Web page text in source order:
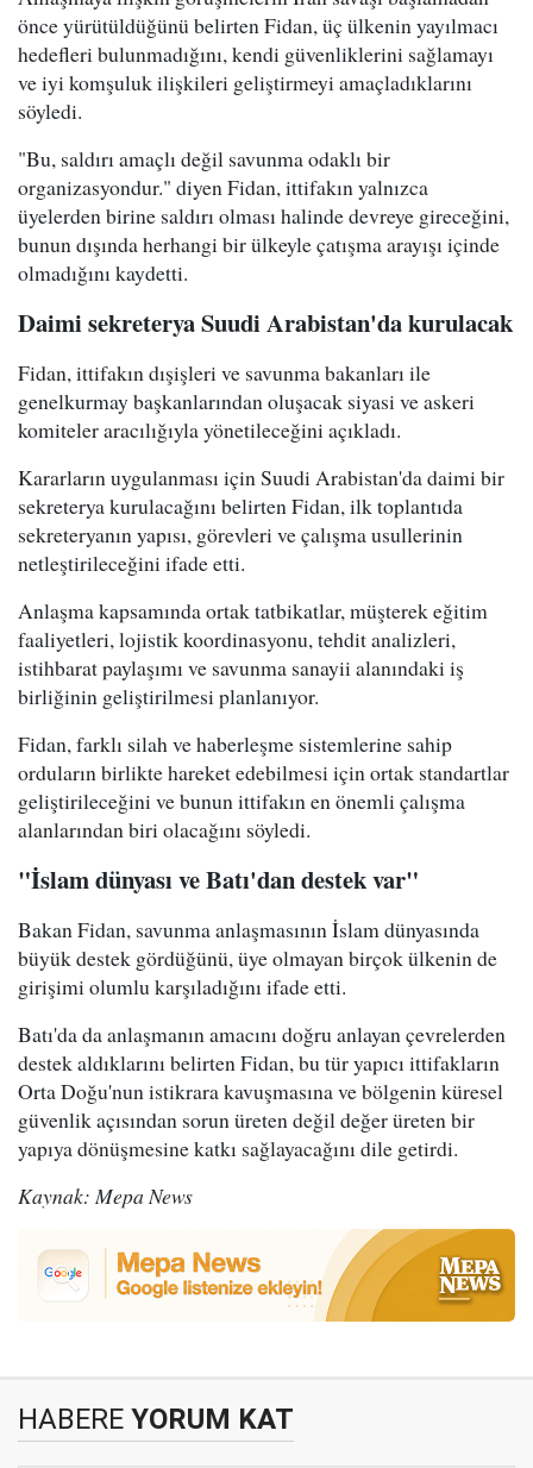
önce yürütüldüğünü belirten Fidan, üç ülkenin yayılmacı
hedefleri bulunmadığını, kendi güvenliklerini sağlamayı
ve iyi komşuluk ilişkileri geliştirmeyi amaçladıklarını
söyledi.
"Bu, saldırı amaçlı değil savunma odaklı bir
organizasyondur." diyen Fidan, ittifakın yalnızca
üyelerden birine saldırı olması halinde devreye gireceğini,
bunun dışında herhangi bir ülkeyle çatışma arayışı içinde
olmadığını kaydetti.
Daimi sekreterya Suudi Arabistan'da kurulacak
Fidan, ittifakın dışişleri ve savunma bakanları ile
genelkurmay başkanlarından oluşacak siyasi ve askeri
komiteler aracılığıyla yönetileceğini açıkladı.
Kararların uygulanması için Suudi Arabistan'da daimi bir
sekreterya kurulacağını belirten Fidan, ilk toplantıda
sekreteryanın yapısı, görevleri ve çalışma usullerinin
netleştirileceğini ifade etti.
Anlaşma kapsamında ortak tatbikatlar, müşterek eğitim
faaliyetleri, lojistik koordinasyonu, tehdit analizleri,
istihbarat paylaşımı ve savunma sanayii alanındaki iş
birliğinin geliştirilmesi planlanıyor.
Fidan, farklı silah ve haberleşme sistemlerine sahip
orduların birlikte hareket edebilmesi için ortak standartlar
geliştirileceğini ve bunun ittifakın en önemli çalışma
alanlarından biri olacağını söyledi.
"İslam dünyası ve Batı'dan destek var"
Bakan Fidan, savunma anlaşmasının İslam dünyasında
büyük destek gördüğünü, üye olmayan birçok ülkenin de
girişimi olumlu karşıladığını ifade etti.
Batı'da da anlaşmanın amacını doğru anlayan çevrelerden
destek aldıklarını belirten Fidan, bu tür yapıcı ittifakların
Orta Doğu'nun istikrara kavuşmasına ve bölgenin küresel
güvenlik açısından sorun üreten değil değer üreten bir
yapıya dönüşmesine katkı sağlayacağını dile getirdi.
Kaynak: Mepa News
HABERE YORUM KAT